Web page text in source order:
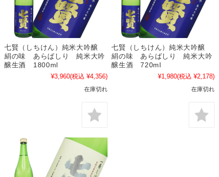
七賢（しちけん）純米大吟醸
絹の味 あらばしり 純米大吟
醸生酒 1800ml
¥3,960(税込 ¥4,356)
在庫切れ
七賢（しちけん）純米大吟醸
絹の味 あらばしり 純米大吟
醸生酒 720ml
¥1,980(税込 ¥2,178)
在庫切れ